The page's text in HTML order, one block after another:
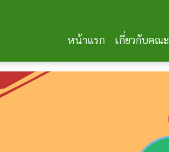
หน้าแรก เกี่ยวกับคณะ